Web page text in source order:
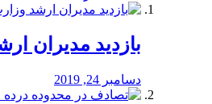
بازدید مدیران
دسامبر 24, 2019